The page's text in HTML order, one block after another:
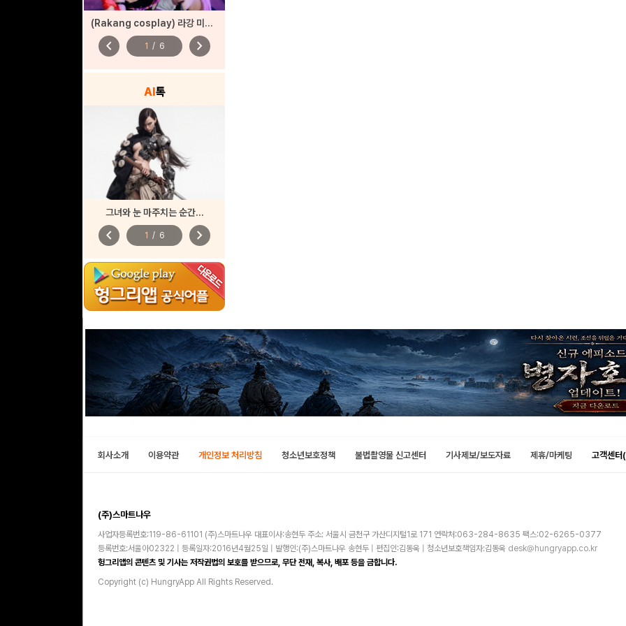
(Rakang cosplay) 라강 미쿠 코스프레
chevron_left 1 / 6 chevron_right
AI톡
그녀와 눈 마주치는 순간...
chevron_left 1 / 6 chevron_right
회사소개 이용약관 개인정보 처리방침 청소년보호정책 불법촬영물 신고센터 기사제보/보도자료 제휴/마케팅 고객센
(주)스마트나우
사업자등록번호:119-86-61101 (주)스마트나우 대표이사:송현두 주소: 서울시 금천구 가산디지털1로 171 연락처:063-284-8635 팩스:02-6265-0377
등록번호:서울아02322 | 등록일자:2016년4월25일 | 발행인:(주)스마트나우 송현두 | 편집인:김동욱 | 청소년보호책임자:김동욱 desk@hungryapp.co.kr
헝그리앱의 콘텐츠 및 기사는 저작권법의 보호를 받으므로, 무단 전재, 복사, 배포 등을 금합니다.
Copyright (c) HungryApp All Rights Reserved.